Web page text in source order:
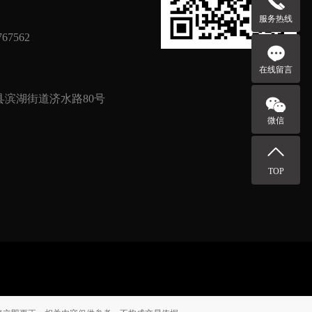
湖街道济水路80号
服务热线
在线留言
微信
TOP